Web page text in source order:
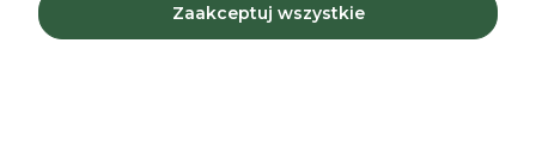
36,00 zł
Zaakceptuj wszystkie